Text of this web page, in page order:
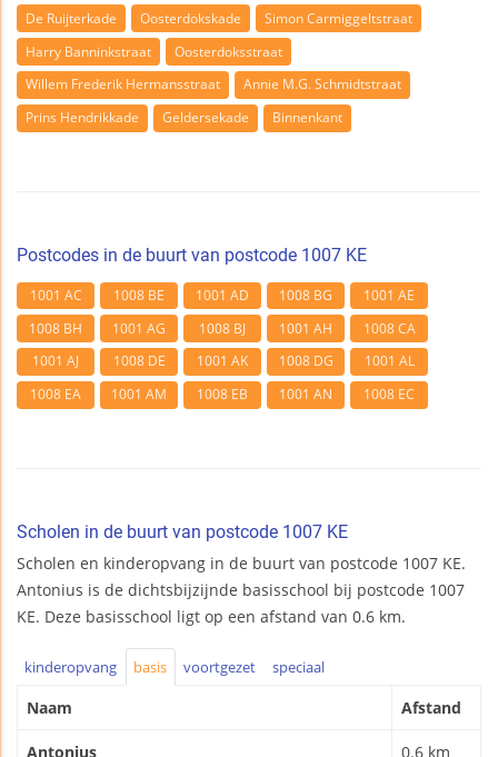
De Ruijterkade Oosterdokskade
Simon Carmiggeltstraat
Harry Banninkstraat
Oosterdoksstraat
Willem Frederik Hermansstraat
Annie M.G. Schmidtstraat
Prins Hendrikkade
Geldersekade Binnenkant
Postcodes in de buurt van postcode 1007 KE
1001 AC 1008 BE 1001 AD 1008 BG
1001 AE
1008 BH
1001 AG 1008 BJ 1001 AH
1008 CA
1001 AJ
1008 DE 1001 AK 1008 DG
1001 AL
1008 EA
1001 AM 1008 EB 1001 AN 1008 EC
Scholen in de buurt van postcode 1007 KE
Scholen en kinderopvang in de buurt van postcode 1007 KE.
Antonius is de dichtsbijzijnde basisschool bij postcode 1007
KE. Deze basisschool ligt op een afstand van 0.6 km.
kinderopvang basis voortgezet speciaal
Naam Afstand
Antonius 0.6 km